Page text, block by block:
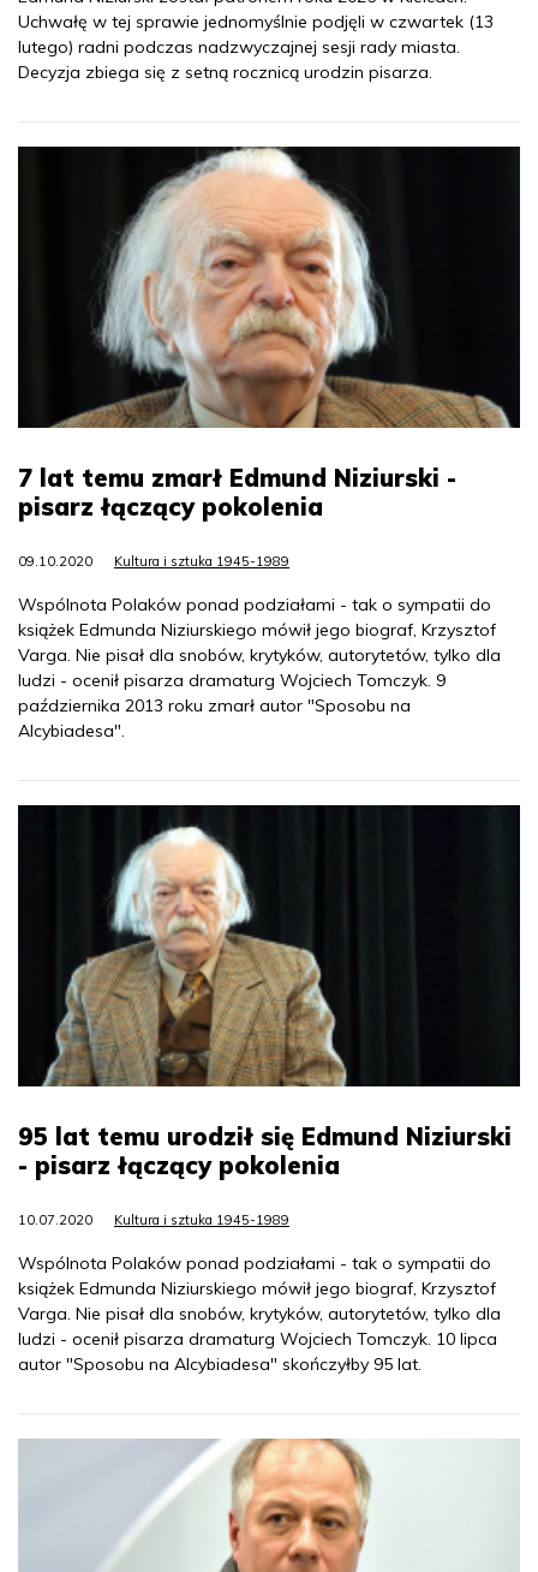
Uchwałę w tej sprawie jednomyślnie podjęli w czwartek (13
lutego) radni podczas nadzwyczajnej sesji rady miasta.
Decyzja zbiega się z setną rocznicą urodzin pisarza.
7 lat temu zmarł Edmund Niziurski -
pisarz łączący pokolenia
09.10.2020 Kultura i sztuka 1945-1989
Wspólnota Polaków ponad podziałami - tak o sympatii do
książek Edmunda Niziurskiego mówił jego biograf, Krzysztof
Varga. Nie pisał dla snobów, krytyków, autorytetów, tylko dla
ludzi - ocenił pisarza dramaturg Wojciech Tomczyk. 9
października 2013 roku zmarł autor "Sposobu na
Alcybiadesa".
95 lat temu urodził się Edmund Niziurski
- pisarz łączący pokolenia
10.07.2020 Kultura i sztuka 1945-1989
Wspólnota Polaków ponad podziałami - tak o sympatii do
książek Edmunda Niziurskiego mówił jego biograf, Krzysztof
Varga. Nie pisał dla snobów, krytyków, autorytetów, tylko dla
ludzi - ocenił pisarza dramaturg Wojciech Tomczyk. 10 lipca
autor "Sposobu na Alcybiadesa" skończyłby 95 lat.